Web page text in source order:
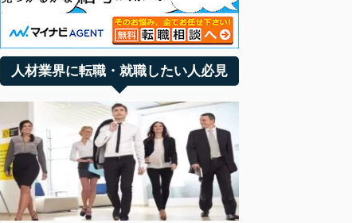
人材業界に転職・就職したい人必見